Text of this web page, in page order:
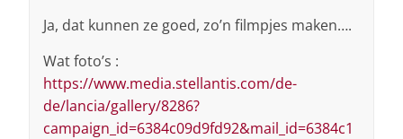
Ja, dat kunnen ze goed, zo’n filmpjes maken….
Wat foto’s :
https://www.media.stellantis.com/de-
de/lancia/gallery/8286?
campaign_id=6384c09d9fd92&mail_id=6384c1